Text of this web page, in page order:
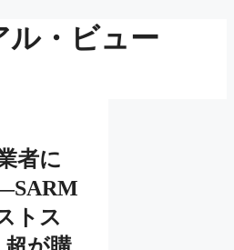
ル・ビュー
者に
トス